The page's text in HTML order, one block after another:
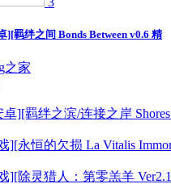
][羁绊之间 Bonds Between v0.6 精
之家
卓][羁绊之滨/连接之岸
][永恒的欠损 La Vitalis
][除灵猎人：第零羔羊